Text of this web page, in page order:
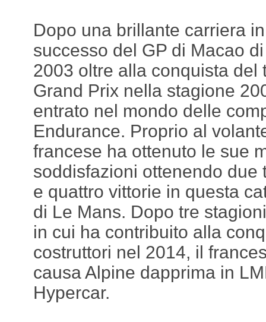
Dopo una brillante carriera
successo del GP di Macao
2003 oltre alla conquista del
Grand Prix nella stagione
entrato nel mondo delle
Endurance. Proprio al
francese ha ottenuto le sue
soddisfazioni ottenendo due
e quattro vittorie in questa
di Le Mans. Dopo tre
in cui ha contribuito alla
costruttori nel 2014, il
causa Alpine dapprima in
Hypercar.